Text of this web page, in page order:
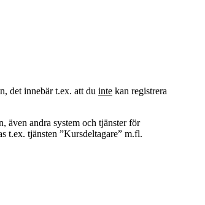
det innebär t.ex. att du inte kan registrera
även andra system och tjänster för
t.ex. tjänsten ”Kursdeltagare” m.fl.